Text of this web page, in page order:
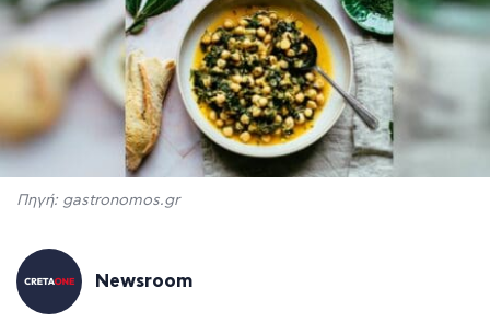
Πηγή: gastronomos.gr
Newsroom